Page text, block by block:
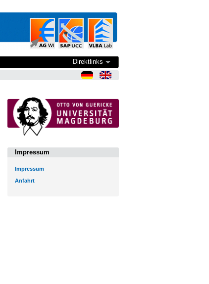
Direktlinks
Impressum
Impressum
Anfahrt